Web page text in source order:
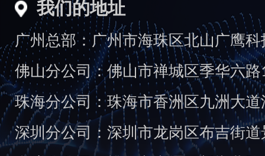
我们的地址
广州总部：广州市海珠区北山广鹰科
佛山分公司：佛山市禅城区季华六路
珠海分公司：珠海市香洲区九洲大道
深圳分公司：深圳市龙岗区布吉街